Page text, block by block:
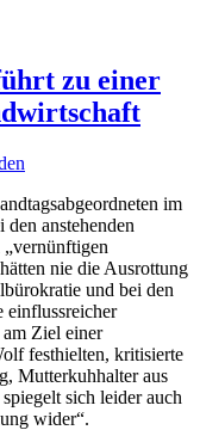
zu einer
im
anstehenden
nie die Ausrottung
und bei den
einflussreicher
Ziel einer
festhielten, kritisierte
Mutterkuhhalter aus
sich leider auch
wider“.